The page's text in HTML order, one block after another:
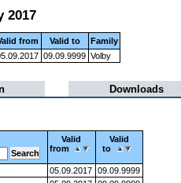
2017
from Valid to
Family
09.09.9999 Volby
Downloads
Valid
from
Valid
to
05.09.2017
09.09.9999